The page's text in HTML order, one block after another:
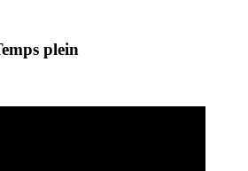
plein